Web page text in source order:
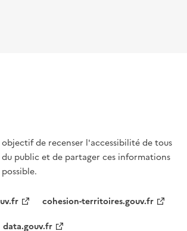
de recenser l'accessibilité de tous
du public et de partager ces informations
cohesion-territoires.gouv.fr
data.gouv.fr